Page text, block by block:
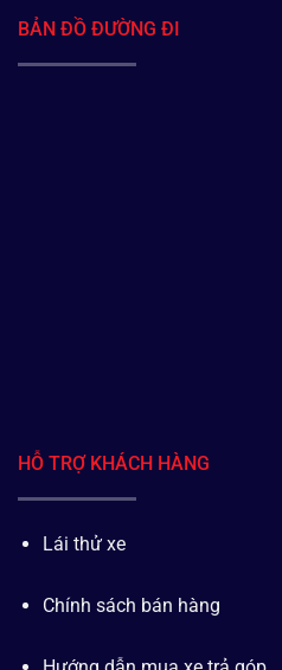
BẢN ĐỒ ĐƯỜNG ĐI
HỖ TRỢ KHÁCH HÀNG
Lái thử xe
Chính sách bán hàng